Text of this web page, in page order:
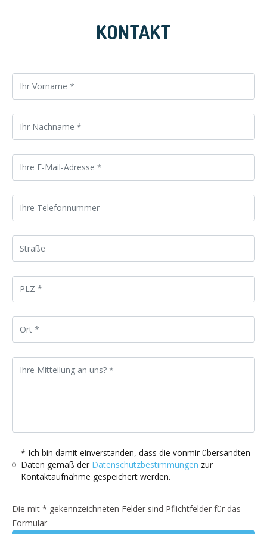
KONTAKT
* Ich bin damit einverstanden, dass die vonmir übersandten
Daten gemäß der Datenschutzbestimmungen zur
Kontaktaufnahme gespeichert werden.
Die mit * gekennzeichneten Felder sind Pflichtfelder für das
Formular